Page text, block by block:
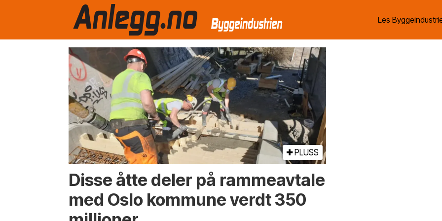
Les
anleggsarbeid
PLUSS
Disse åtte deler på rammeavtale
med Oslo kommune verdt 350